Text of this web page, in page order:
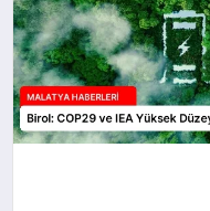
SPOR
TEKNOLOJI